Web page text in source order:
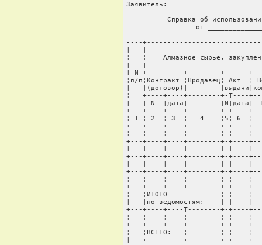
Заявитель:
Справка об
от
----
¦   ¦
¦   ¦    Алмазное сырье,
¦   ¦
¦ N +---------+--------+------
¦п/п¦Контракт ¦Продавец¦ Акт
¦   ¦(договор)¦
¦   +----+----+--------+-T----+------
¦   ¦ N  ¦дата¦
+---+----+----+--------+-+----
¦ 1 ¦ 2  ¦ 3  ¦   4    ¦5¦ 6
+---+----+----+--------+-+----
¦   ¦    ¦    ¦        ¦ ¦
+---+----+----+--------+-+----
¦   ¦    ¦    ¦        ¦ ¦
+---+----+----+--------+-+----
¦   ¦    ¦    ¦        ¦ ¦
+---+----+----+--------+-+----
¦   ¦    ¦    ¦        ¦ ¦
+---+----+----+--------+-+----
¦   ¦ИТОГО             ¦ ¦
¦   ¦по ведомостям:
+---+----+----T--------+-+----
¦   ¦    ¦    ¦        ¦ ¦
+---+----+----+--------+-+----
¦   ¦ВСЕГО:   ¦        ¦ ¦
¦---+---------+--------+-+----